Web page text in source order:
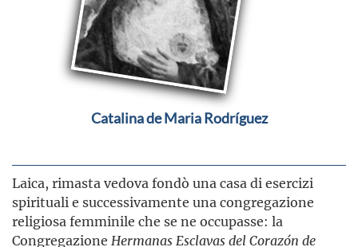
Catalina de Maria Rodríguez
Laica, rimasta vedova fondò una casa di esercizi
spirituali e successivamente una congregazione
religiosa femminile che se ne occupasse: la
Congregazione Hermanas Esclavas del Corazón de